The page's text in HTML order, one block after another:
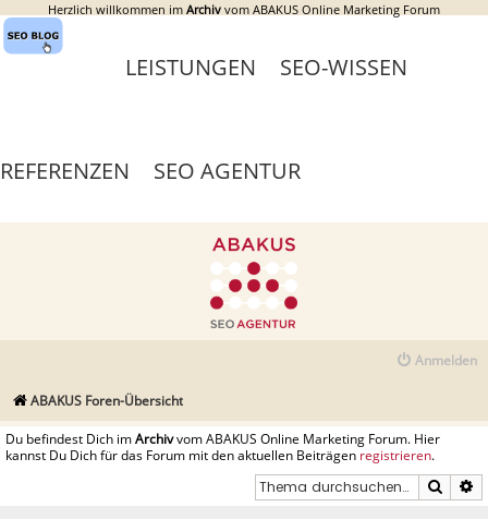
Herzlich willkommen im Archiv vom ABAKUS Online Marketing Forum
LEISTUNGEN SEO-WISSEN
REFERENZEN SEO AGENTUR
Anmelden
ABAKUS Foren-Übersicht
Du befindest Dich imArchivvom ABAKUS Online Marketing Forum. Hier
kannst Du Dich für das Forum mit den aktuellen Beiträgen registrieren.
Suche